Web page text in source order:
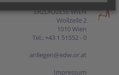
ERZDIÖZESE WIEN
Wollzeile 2
1010 Wien
Tel.: +43 1 51552 - 0
anliegen@edw.or.at
Impressum